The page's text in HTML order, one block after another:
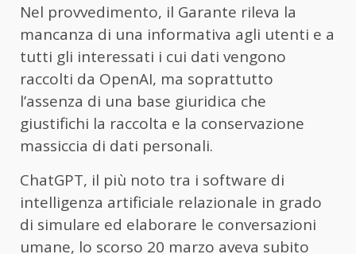
Nel provvedimento, il Garante rileva la
mancanza di una informativa agli utenti e a
tutti gli interessati i cui dati vengono
raccolti da OpenAI, ma soprattutto
l’assenza di una base giuridica che
giustifichi la raccolta e la conservazione
massiccia di dati personali.
ChatGPT, il più noto tra i software di
intelligenza artificiale relazionale in grado
di simulare ed elaborare le conversazioni
umane, lo scorso 20 marzo aveva subito